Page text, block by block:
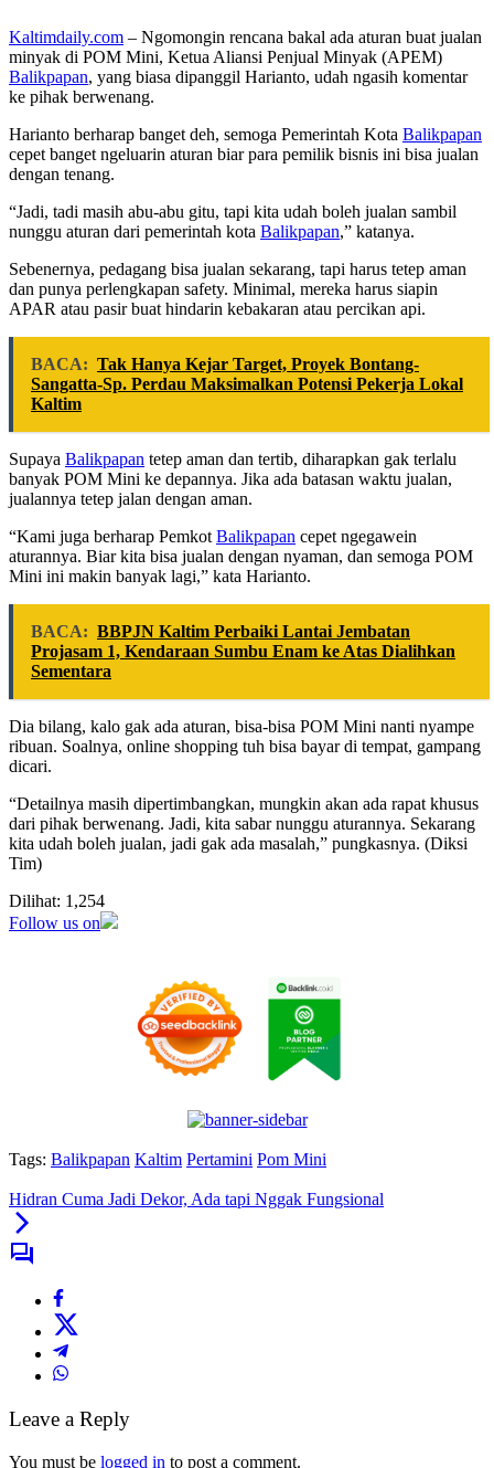
Kaltimdaily.com – Ngomongin rencana bakal ada aturan buat jualan
minyak di POM Mini, Ketua Aliansi Penjual Minyak (APEM)
Balikpapan, yang biasa dipanggil Harianto, udah ngasih komentar
ke pihak berwenang.
Harianto berharap banget deh, semoga Pemerintah Kota Balikpapan
cepet banget ngeluarin aturan biar para pemilik bisnis ini bisa jualan
dengan tenang.
“Jadi, tadi masih abu-abu gitu, tapi kita udah boleh jualan sambil
nunggu aturan dari pemerintah kota Balikpapan,” katanya.
Sebenernya, pedagang bisa jualan sekarang, tapi harus tetep aman
dan punya perlengkapan safety. Minimal, mereka harus siapin
APAR atau pasir buat hindarin kebakaran atau percikan api.
BACA: Tak Hanya Kejar Target, Proyek Bontang-
Sangatta-Sp. Perdau Maksimalkan Potensi Pekerja Lokal
Kaltim
Supaya Balikpapan tetep aman dan tertib, diharapkan gak terlalu
banyak POM Mini ke depannya. Jika ada batasan waktu jualan,
jualannya tetep jalan dengan aman.
“Kami juga berharap Pemkot Balikpapan cepet ngegawein
aturannya. Biar kita bisa jualan dengan nyaman, dan semoga POM
Mini ini makin banyak lagi,” kata Harianto.
BACA: BBPJN Kaltim Perbaiki Lantai Jembatan
Projasam 1, Kendaraan Sumbu Enam ke Atas Dialihkan
Sementara
Dia bilang, kalo gak ada aturan, bisa-bisa POM Mini nanti nyampe
ribuan. Soalnya, online shopping tuh bisa bayar di tempat, gampang
dicari.
“Detailnya masih dipertimbangkan, mungkin akan ada rapat khusus
dari pihak berwenang. Jadi, kita sabar nunggu aturannya. Sekarang
kita udah boleh jualan, jadi gak ada masalah,” pungkasnya. (Diksi
Tim)
Dilihat: 1,254
Follow us on
Tags: Balikpapan Kaltim Pertamini Pom Mini
Hidran Cuma Jadi Dekor, Ada tapi Nggak Fungsional
Leave a Reply
You must be logged in to post a comment.